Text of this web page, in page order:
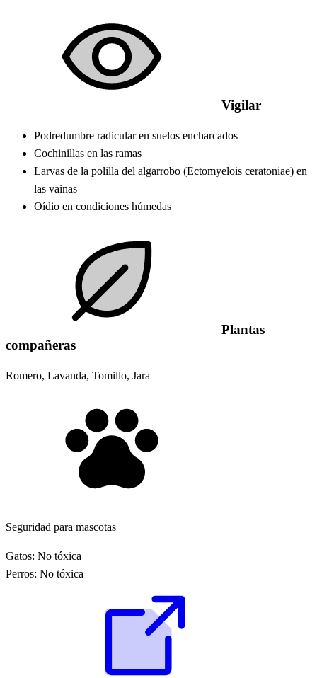
Vigilar
Podredumbre radicular en suelos encharcados
Cochinillas en las ramas
Larvas de la polilla del algarrobo (Ectomyelois ceratoniae) en
las vainas
Oídio en condiciones húmedas
Plantas
compañeras
Romero, Lavanda, Tomillo, Jara
Seguridad para mascotas
Gatos: No tóxica
Perros: No tóxica